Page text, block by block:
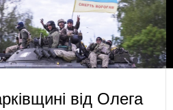
від Олега